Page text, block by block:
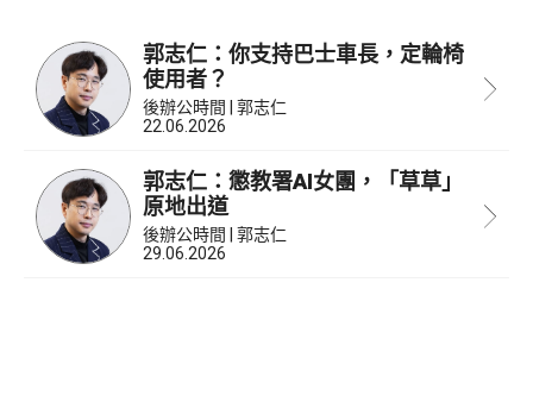
郭志仁：你支持巴士車長，定輪椅
使用者？
後辦公時間 | 郭志仁
22.06.2026
郭志仁：懲教署AI女團，「草草」
原地出道
後辦公時間 | 郭志仁
29.06.2026